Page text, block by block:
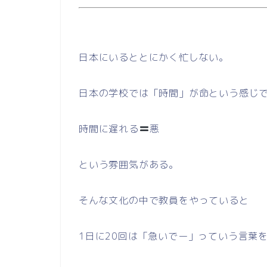
日本にいるととにかく忙しない。
日本の学校では「時間」が命という感じ
時間に遅れる 悪
という雰囲気がある。
そんな文化の中で教員をやっていると
1日に20回は「急いでー」っていう言葉